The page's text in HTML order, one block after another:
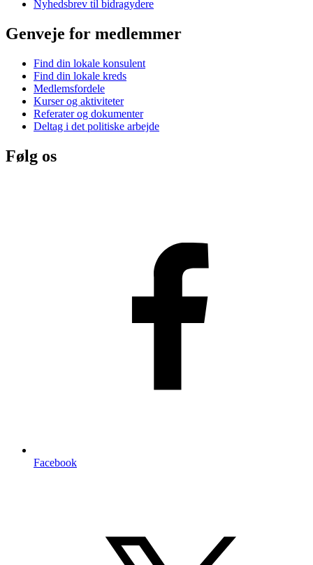
Nyhedsbrev til bidragydere
Genveje for medlemmer
Find din lokale konsulent
Find din lokale kreds
Medlemsfordele
Kurser og aktiviteter
Referater og dokumenter
Deltag i det politiske arbejde
Følg os
Facebook